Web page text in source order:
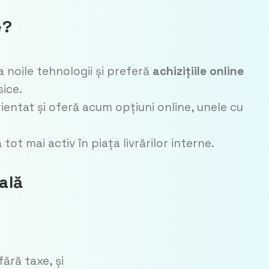
tehnologii și preferă achizițiile online
și oferă acum opțiuni online, unele cu
mai activ în piața livrărilor interne.
taxe, și